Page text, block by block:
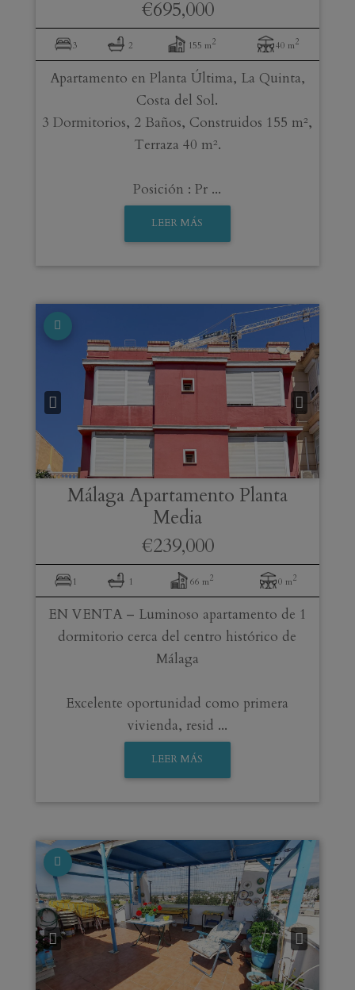
€695,000
3 2 155 m2 40 m2
Apartamento en Planta Última, La Quinta,
Costa del Sol.
3 Dormitorios, 2 Baños, Construidos 155 m²,
Terraza 40 m².
Posición : Pr ...
LEER MÁS
MálagaApartamento Planta
Media
€239,000
1 1 66 m2 0 m2
EN VENTA – Luminoso apartamento de 1
dormitorio cerca del centro histórico de
Málaga
Excelente oportunidad como primera
vivienda, resid ...
LEER MÁS